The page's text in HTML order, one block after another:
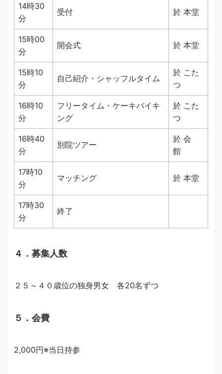
14時30
分
受付 於 本堂
15時00
分
開会式 於 本堂
15時10
分
自己紹介・シャッフルタイム
於 こた
つ
16時10
分
フリータイム・ケーキバイキ
ング
於 こた
つ
16時40
分
別院ツアー
於 会
館
17時10
分
マッチング 於 本堂
17時30
分
終了
４．募集人数
２５～４０歳位の独身男女 各20名ずつ
５．会費
2,000円※当日持参